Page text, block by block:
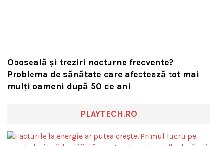
Oboseală și treziri nocturne frecvente?
Problema de sănătate care afectează tot mai
mulți oameni după 50 de ani
PLAYTECH.RO